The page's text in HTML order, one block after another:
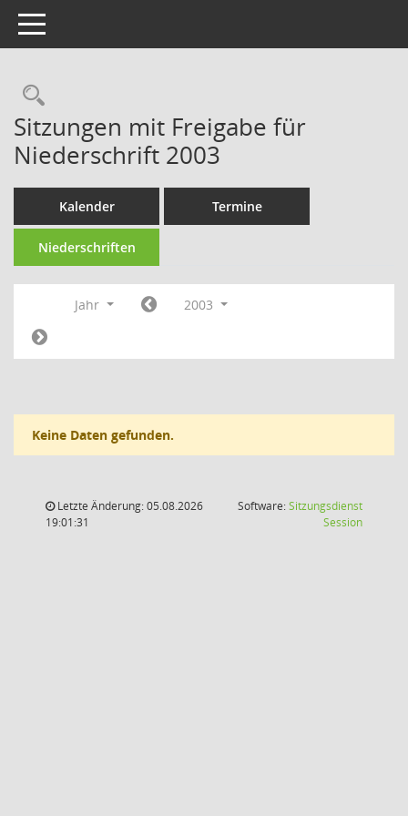
Toggle navigation
Rechercheauswahl
Sitzungen mit Freigabe für
Niederschrift 2003
Kalender Termine
Niederschriften
Jahr 2003
Keine Daten gefunden.
Letzte Änderung: 05.08.2026
19:01:31
Software:Sitzungsdienst
Session(Wird in